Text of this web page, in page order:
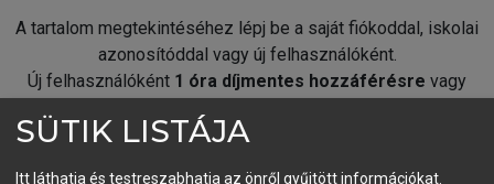
A tartalom megtekintéséhez lépj be a saját fiókoddal, iskolai
azonosítóddal vagy új felhasználóként.
Új felhasználóként 1 óra díjmentes hozzáférésre vagy
fiókoddal,vagy hozz létre új fiókot.
SÜTIK LISTÁJA
Itt láthatja és testreszabhatja az önről gyűjtött információkat.